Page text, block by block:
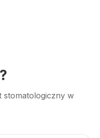
stomatologiczny w